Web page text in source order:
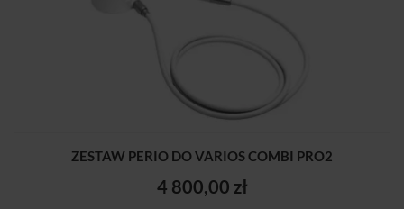
ZESTAW PERIO DO VARIOS COMBI PRO2
4 800,00 zł